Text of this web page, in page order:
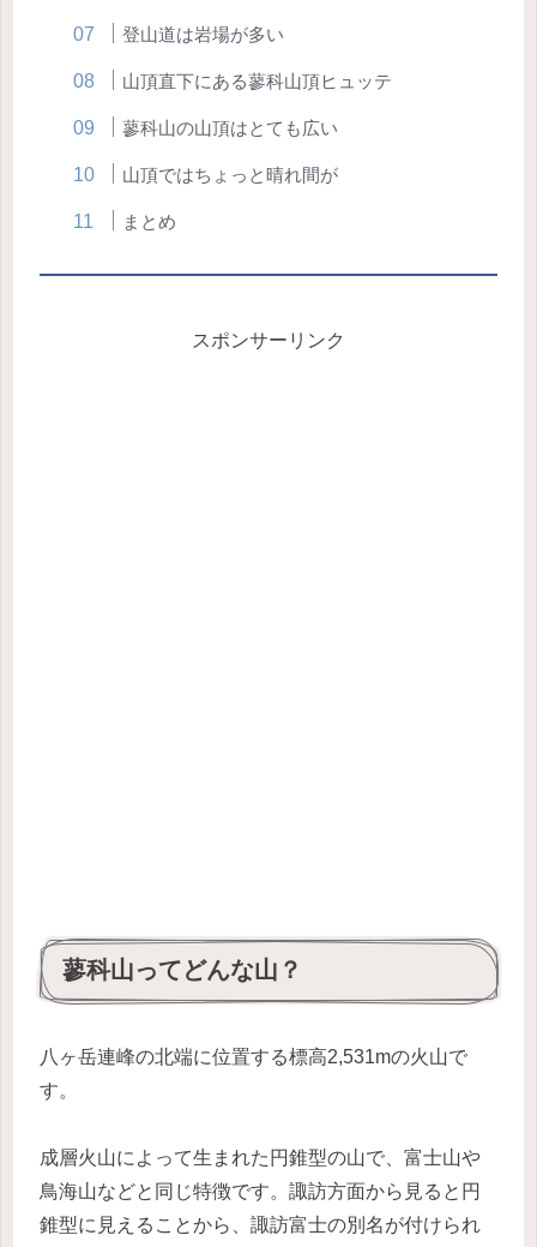
登山道は岩場が多い
山頂直下にある蓼科山頂ヒュッテ
蓼科山の山頂はとても広い
山頂ではちょっと晴れ間が
まとめ
スポンサーリンク
蓼科山ってどんな山？
八ヶ岳連峰の北端に位置する標高2,531mの火山で
す。
成層火山によって生まれた円錐型の山で、富士山や
鳥海山などと同じ特徴です。諏訪方面から見ると円
錐型に見えることから、諏訪富士の別名が付けられ